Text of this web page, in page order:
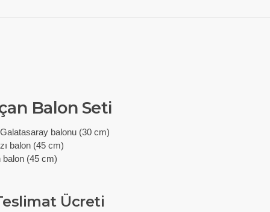
Balon Seti
balonu (30 cm)
balon (45 cm)
balon (45 cm)
Ücreti